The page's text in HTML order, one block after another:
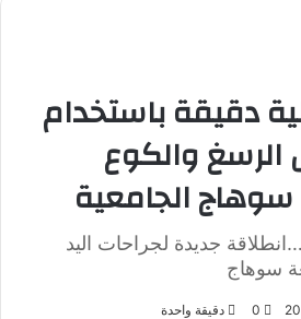
دقيقة باستخدام
والكوع
الجامعية
جنيه…انطلاقة جديدة لجراحات اليد
سوهاج
0 دقيقة واحدة